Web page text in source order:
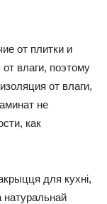
от плитки и
влаги, поэтому
от влаги,
не
как
для кухні,